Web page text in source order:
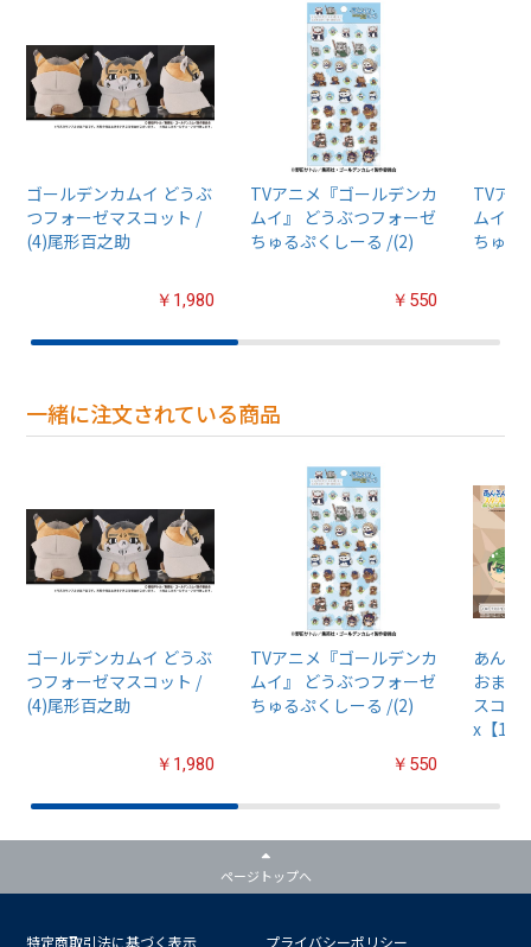
ゴールデンカムイ どうぶ
つフォーゼマスコット /
(4)尾形百之助
￥1,980
TVアニメ『ゴールデンカ
ムイ』 どうぶつフォーゼ
ちゅるぷくしーる /(2)
￥550
TVア
ムイ』
ちゅる
一緒に注文されている商品
ゴールデンカムイ どうぶ
つフォーゼマスコット /
(4)尾形百之助
￥1,980
TVアニメ『ゴールデンカ
ムイ』 どうぶつフォーゼ
ちゅるぷくしーる /(2)
￥550
あんさ
おまん
スコッ
x【
ページトップへ
特定商取引法に基づく表示 プライバシーポリシー